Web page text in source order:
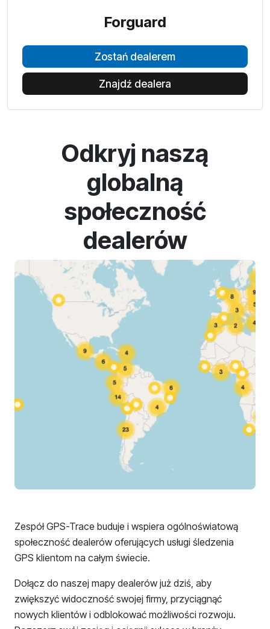
Forguard
Zostań dealerem
Znajdź dealera
Odkryj naszą
globalną
społeczność
dealerów
Zespół GPS-Trace buduje i wspiera ogólnoświatową
społeczność dealerów oferujących usługi śledzenia
GPS klientom na całym świecie.
Dołącz do naszej mapy dealerów już dziś, aby
zwiększyć widoczność swojej firmy, przyciągnąć
nowych klientów i odblokować możliwości rozwoju.